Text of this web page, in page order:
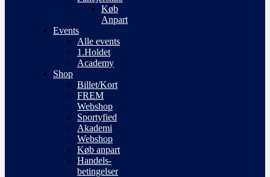
Køb
Anpart
Events
Alle events
1.Holdet
Academy
Shop
Billet/Kort
FREM
Webshop
Sportyfied
Akademi
Webshop
Køb anpart
Handels-
betingelser